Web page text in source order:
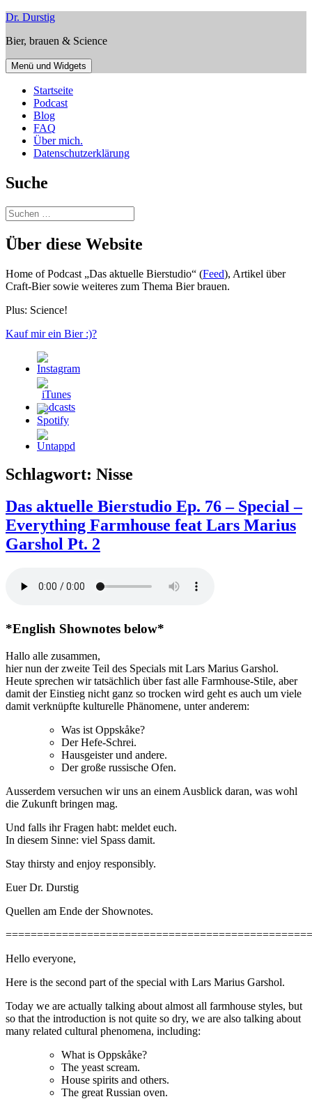
Zum
springen
Dr. Durstig
Bier, brauen & Science
Menü und Widgets
Startseite
Podcast
Blog
FAQ
Über mich.
Datenschutzerklärung
Suche
Suchen
nach:
Über diese Website
Home of Podcast „Das aktuelle Bierstudio“ (Feed), Artikel über
Craft-Bier sowie weiteres zum Thema Bier brauen.
Plus: Science!
Kauf mir ein Bier :)?
Schlagwort: Nisse
Das aktuelle Bierstudio Ep. 76 – Special –
Everything Farmhouse feat Lars Marius
Garshol Pt. 2
*English Shownotes below*
Hallo alle zusammen,
hier nun der zweite Teil des Specials mit Lars Marius Garshol.
Heute sprechen wir tatsächlich über fast alle Farmhouse-Stile, aber
damit der Einstieg nicht ganz so trocken wird geht es auch um viele
damit verknüpfte kulturelle Phänomene, unter anderem:
Was ist Oppskåke?
Der Hefe-Schrei.
Hausgeister und andere.
Der große russische Ofen.
Ausserdem versuchen wir uns an einem Ausblick daran, was wohl
die Zukunft bringen mag.
Und falls ihr Fragen habt: meldet euch.
In diesem Sinne: viel Spass damit.
Stay thirsty and enjoy responsibly.
Euer Dr. Durstig
Quellen am Ende der Shownotes.
Hello everyone,
Here is the second part of the special with Lars Marius Garshol.
Today we are actually talking about almost all farmhouse styles, but
so that the introduction is not quite so dry, we are also talking about
many related cultural phenomena, including:
What is Oppskåke?
The yeast scream.
House spirits and others.
The great Russian oven.